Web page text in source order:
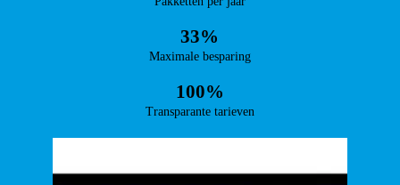
33%
Maximale besparing
100%
Transparante tarieven